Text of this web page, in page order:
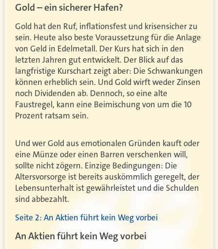
Gold – ein sicherer Hafen?
Gold hat den Ruf, inflationsfest und krisensicher zu
sein. Heute also beste Voraussetzung für die Anlage
von Geld in Edelmetall. Der Kurs hat sich in den
letzten Jahren gut entwickelt. Der Blick auf das
langfristige Kurschart zeigt aber: Die Schwankungen
können erheblich sein. Und Gold wirft weder Zinsen
noch Dividenden ab. Dennoch, so eine alte
Faustregel, kann eine Beimischung von um die 10
Prozent ratsam sein.
Und wer Gold aus emotionalen Gründen kauft oder
eine Münze oder einen Barren verschenken will,
sollte nicht zögern. Einzige Bedingungen: Die
Altersvorsorge ist bereits auskömmlich geregelt, der
Lebensunterhalt ist gewährleistet und die Schulden
sind abbezahlt.
Seite 2: An Aktien führt kein Weg vorbei
An Aktien führt kein Weg vorbei